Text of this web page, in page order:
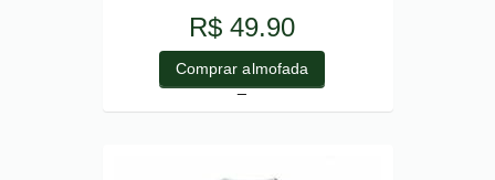
R$ 49.90
Comprar almofada
_